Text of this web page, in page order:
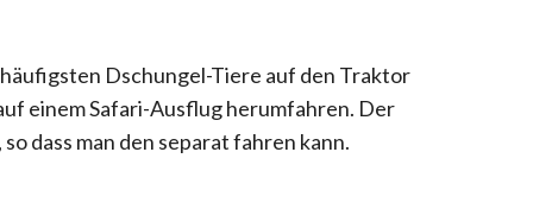
Dschungel-Tiere auf den Traktor
einem Safari-Ausflug herumfahren. Der
dass man den separat fahren kann.